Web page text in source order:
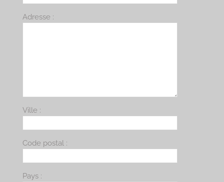
Adresse :
Ville :
Code postal :
Pays :